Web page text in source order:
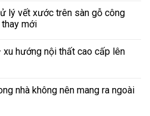
lý vết xước trên sàn gỗ công
mới
xu hướng nội thất cao cấp lên
nhà không nên mang ra ngoài